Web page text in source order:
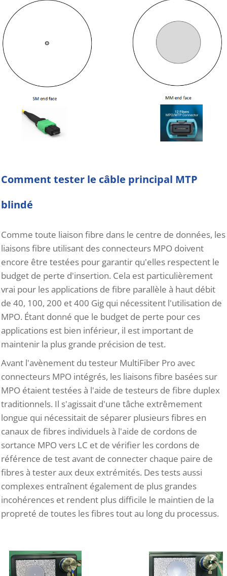
Comment tester le câble principal MTP
blindé
Comme toute liaison fibre dans le centre de données, les
liaisons fibre utilisant des connecteurs MPO doivent
encore être testées pour garantir qu'elles respectent le
budget de perte d'insertion. Cela est particulièrement
vrai pour les applications de fibre parallèle à haut débit
de 40, 100, 200 et 400 Gig qui nécessitent l'utilisation de
MPO. Étant donné que le budget de perte pour ces
applications est bien inférieur, il est important de
maintenir la plus grande précision de test.
Avant l'avènement du testeur MultiFiber Pro avec
connecteurs MPO intégrés, les liaisons fibre basées sur
MPO étaient testées à l'aide de testeurs de fibre duplex
traditionnels. Il s'agissait d'une tâche extrêmement
longue qui nécessitait de séparer plusieurs fibres en
canaux de fibres individuels à l'aide de cordons de
sortance MPO vers LC et de vérifier les cordons de
référence de test avant de connecter chaque paire de
fibres à tester aux deux extrémités. Des tests aussi
complexes entraînent également de plus grandes
incohérences et rendent plus difficile le maintien de la
propreté de toutes les fibres tout au long du processus.